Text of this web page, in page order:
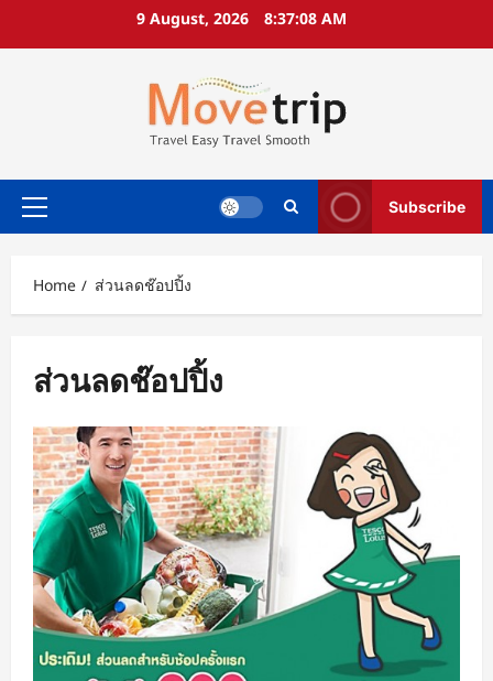
9 August, 2026 8:37:09 AM
Primary
Subscribe
Home ส่วนลดช๊อปปิ้ง
ส่วนลดช๊อปปิ้ง